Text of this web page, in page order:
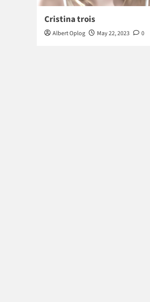
Cristina trois
Albert Oplog May 22, 2023 0